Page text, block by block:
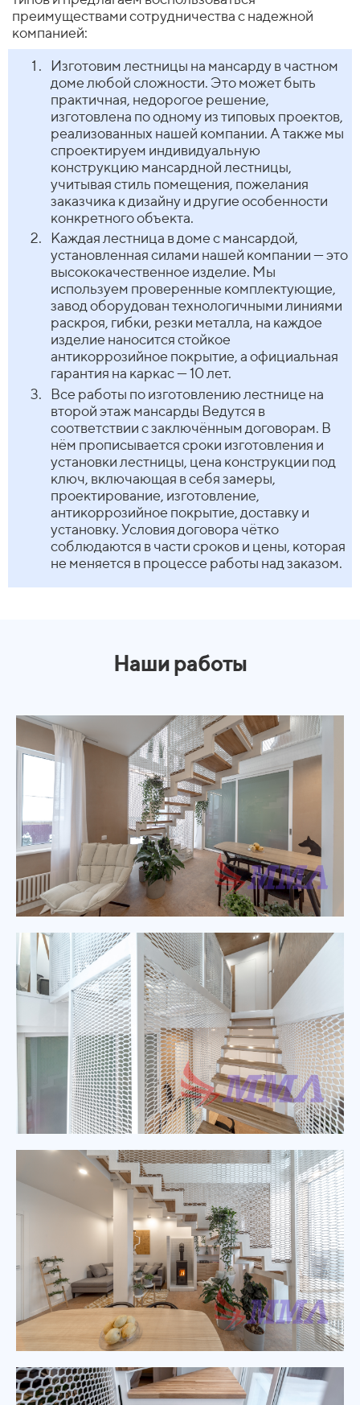
преимуществами сотрудничества с надежной
компанией:
Изготовим лестницы на мансарду в частном
доме любой сложности. Это может быть
практичная, недорогое решение,
изготовлена по одному из типовых проектов,
реализованных нашей компании. А также мы
спроектируем индивидуальную
конструкцию мансардной лестницы,
учитывая стиль помещения, пожелания
заказчика к дизайну и другие особенности
конкретного объекта.
Каждая лестница в доме с мансардой,
установленная силами нашей компании — это
высококачественное изделие. Мы
используем проверенные комплектующие,
завод оборудован технологичными линиями
раскроя, гибки, резки металла, на каждое
изделие наносится стойкое
антикоррозийное покрытие, а официальная
гарантия на каркас — 10 лет.
Все работы по изготовлению лестнице на
второй этаж мансарды Ведутся в
соответствии с заключённым договорам. В
нём прописывается сроки изготовления и
установки лестницы, цена конструкции под
ключ, включающая в себя замеры,
проектирование, изготовление,
антикоррозийное покрытие, доставку и
установку. Условия договора чётко
соблюдаются в части сроков и цены, которая
не меняется в процессе работы над заказом.
Наши работы